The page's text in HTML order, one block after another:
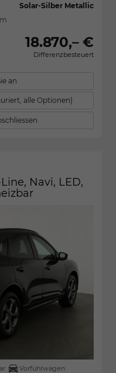
Solar-Silber Metallic
18.870,– €
Differenzbesteuert
an
alle Optionen)
Navi, LED,
Vorführwagen